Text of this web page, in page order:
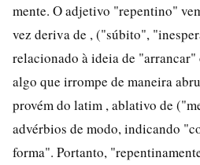
mente. O adjetivo "repentino"
vez deriva de , ("súbito",
relacionado à ideia de
algo que irrompe de maneira
provém do latim , ablativo de
advérbios de modo, indicando
forma". Portanto,